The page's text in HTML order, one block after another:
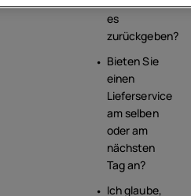
es
zurückgeben?
Bieten Sie
einen
Lieferservice
am selben
oder am
nächsten
Tag an?
Ich glaube,